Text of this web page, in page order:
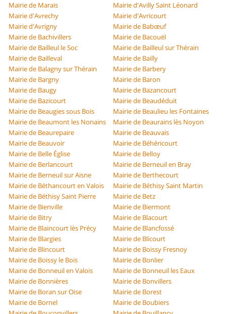
Mairie de Marais
Mairie d'Avilly Saint Léonard
Mairie d'Avrechy
Mairie d'Avricourt
Mairie d'Avrigny
Mairie de Babœuf
Mairie de Bachivillers
Mairie de Bacouël
Mairie de Bailleul le Soc
Mairie de Bailleul sur Thérain
Mairie de Bailleval
Mairie de Bailly
Mairie de Balagny sur Thérain
Mairie de Barbery
Mairie de Bargny
Mairie de Baron
Mairie de Baugy
Mairie de Bazancourt
Mairie de Bazicourt
Mairie de Beaudéduit
Mairie de Beaugies sous Bois
Mairie de Beaulieu les Fontaines
Mairie de Beaumont les Nonains
Mairie de Beaurains lès Noyon
Mairie de Beaurepaire
Mairie de Beauvais
Mairie de Beauvoir
Mairie de Béhéricourt
Mairie de Belle Église
Mairie de Belloy
Mairie de Berlancourt
Mairie de Berneuil en Bray
Mairie de Berneuil sur Aisne
Mairie de Berthecourt
Mairie de Béthancourt en Valois
Mairie de Béthisy Saint Martin
Mairie de Béthisy Saint Pierre
Mairie de Betz
Mairie de Bienville
Mairie de Biermont
Mairie de Bitry
Mairie de Blacourt
Mairie de Blaincourt lès Précy
Mairie de Blancfossé
Mairie de Blargies
Mairie de Blicourt
Mairie de Blincourt
Mairie de Boissy Fresnoy
Mairie de Boissy le Bois
Mairie de Bonlier
Mairie de Bonneuil en Valois
Mairie de Bonneuil les Eaux
Mairie de Bonnières
Mairie de Bonvillers
Mairie de Boran sur Oise
Mairie de Borest
Mairie de Bornel
Mairie de Boubiers